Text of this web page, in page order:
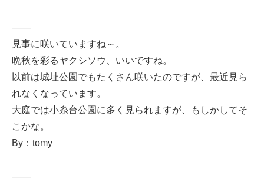
——
見事に咲いていますね～。
晩秋を彩るヤクシソウ、いいですね。
以前は城址公園でもたくさん咲いたのですが、最近見ら
れなくなっています。
大庭では小糸台公園に多く見られますが、もしかしてそ
こかな。
By：tomy
——